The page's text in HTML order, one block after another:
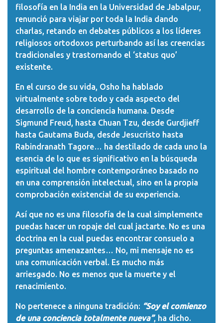
filosofía en la India en la Universidad de Jabalpur,
renunció para viajar por toda la India dando
charlas, retando en debates públicos a los líderes
religiosos ortodoxos perturbando así las creencias
tradicionales y trastornando el ‘status quo’
existente.
En el curso de su vida, Osho ha hablado
virtualmente sobre todo y cada aspecto del
desarrollo de la conciencia humana. Desde
Sigmund Freud, hasta Chuan Tzu, desde Gurdjieff
hasta Gautama Buda, desde Jesucristo hasta
Rabindranath Tagore… ha destilado de cada uno la
esencia de lo que es significativo en la búsqueda
espiritual del hombre contemporáneo basado no
en una comprensión intelectual, sino en la propia
comprobación existencial de su experiencia.
Así que no es una filosofía de la cual simplemente
puedas hacer un ropaje del cual jactarte. No es una
doctrina en la cual puedas encontrar consuelo a
preguntas amenazantes… No, mi mensaje no es
una comunicación verbal. Es mucho más
arriesgado. No es menos que la muerte y el
renacimiento.
No pertenece a ninguna tradición: “Soy el comienzo
de una conciencia totalmente nueva”, ha dicho.